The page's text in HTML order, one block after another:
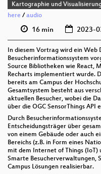
Kartographie und
here /audio
16 min 2023-
In diesem Vortrag wird ein Web
Besucherinformationssystem
Source Bibliotheken wie React,
Recharts implementiert wurde.
bereits am Campus der
Gesamtsystem besteht aus
aktuellen Besucher, wobei die
über die OGC SensorThings API
Durch
Entscheidungsträger über
von einem Gebäude oder auch
Bereichs (z.B. in Form eines
mit dem Internet of Things (IoT)
Smarte Besucherverwaltungen,
Campus Lösungen realisierbar.